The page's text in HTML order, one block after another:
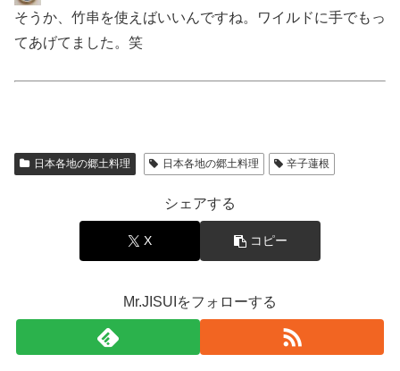
そうか、竹串を使えばいいんですね。ワイルドに手でもっ
てあげてました。笑
日本各地の郷土料理 日本各地の郷土料理 辛子蓮根
シェアする
X コピー
Mr.JISUIをフォローする